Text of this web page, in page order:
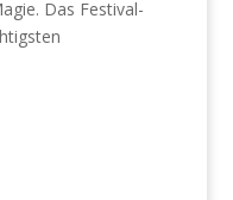
Das Festival-